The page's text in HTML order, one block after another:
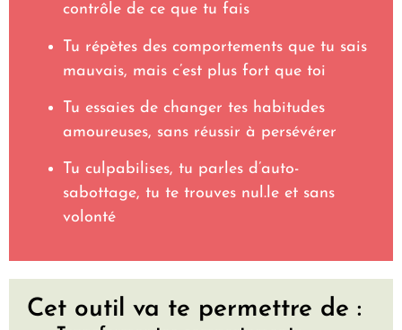
contrôle de ce que tu fais
Tu répètes des comportements que tu sais
mauvais, mais c’est plus fort que toi
Tu essaies de changer tes habitudes
amoureuses, sans réussir à persévérer
Tu culpabilises, tu parles d’auto-
sabottage, tu te trouves nul.le et sans
volonté
Cet outil va te permettre de :